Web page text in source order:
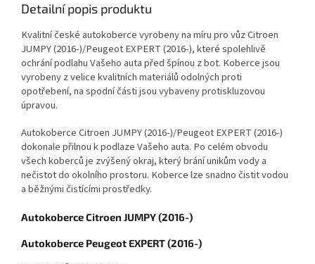
Detailní popis produktu
Kvalitní české autokoberce vyrobeny na míru pro vůz Citroen
JUMPY (2016-)/Peugeot EXPERT (2016-), které spolehlivě
ochrání podlahu Vašeho auta před špínou z bot. Koberce jsou
vyrobeny z velice kvalitních materiálů odolných proti
opotřebení, na spodní části jsou vybaveny protiskluzovou
úpravou.
Autokoberce Citroen JUMPY (2016-)/Peugeot EXPERT (2016-)
dokonale přilnou k podlaze Vašeho auta. Po celém obvodu
všech koberců je zvýšený okraj, který brání unikům vody a
nečistot do okolního prostoru. Koberce lze snadno čistit vodou
a běžnými čistícími prostředky.
Autokoberce Citroen JUMPY (2016-)
Autokoberce Peugeot EXPERT (2016-)